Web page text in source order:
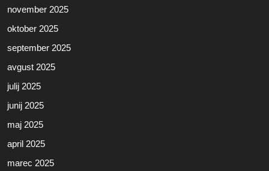
november 2025
oktober 2025
september 2025
avgust 2025
julij 2025
junij 2025
maj 2025
april 2025
marec 2025